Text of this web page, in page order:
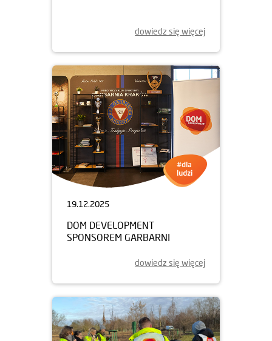
dowiedz się więcej
19.12.2025
DOM DEVELOPMENT
SPONSOREM GARBARNI
dowiedz się więcej